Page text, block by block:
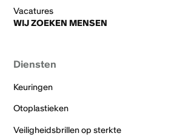
Vacatures
WIJ ZOEKEN MENSEN
Diensten
Keuringen
Otoplastieken
Veiligheidsbrillen op sterkte